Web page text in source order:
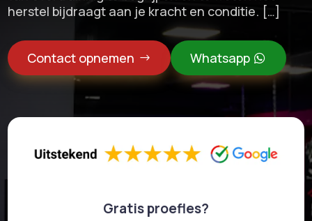
herstel bijdraagt aan je kracht en conditie.​ […]
Contact opnemen Whatsapp
Gratis proefles?